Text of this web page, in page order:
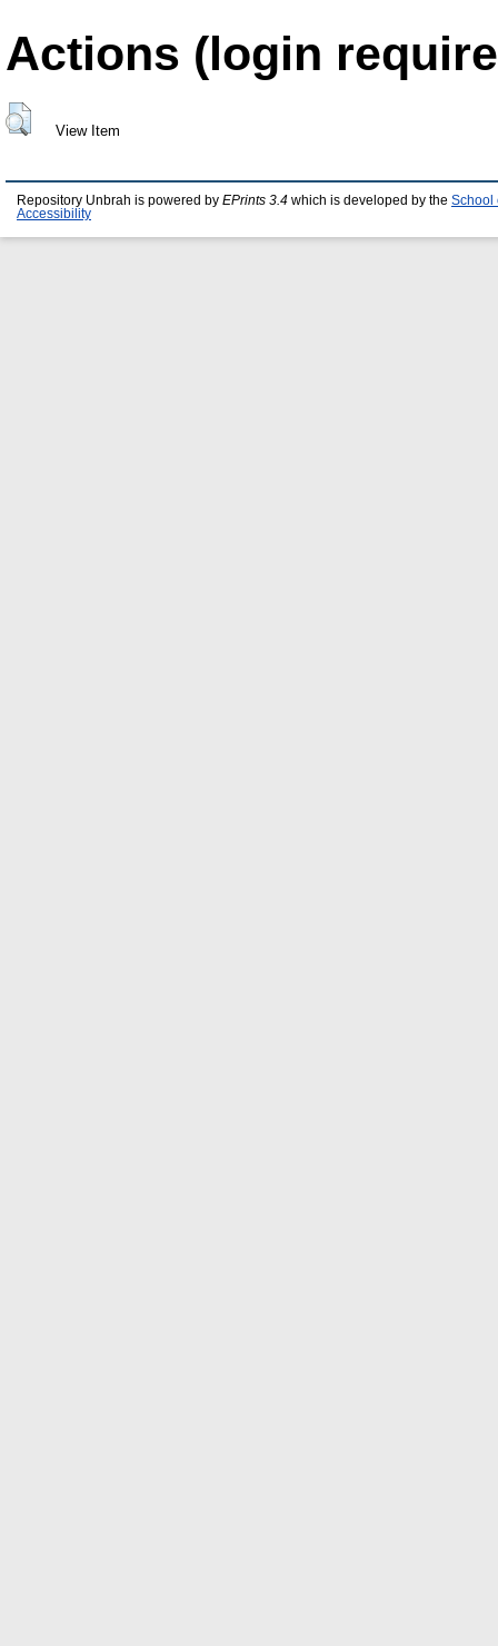
Actions (login
View Item
Repository Unbrah is powered by EPrints 3.4 which is developed by the School
Accessibility